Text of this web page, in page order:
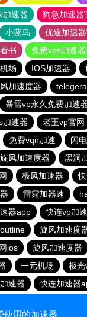
加速器
狗急加速器
小蓝鸟 优途加速
书
免费vps加速
场 IOS加速器
加速度器
暴雪vp永久免费加速
加速器
老王vp官网
免费vqn加速
闪
旋风加速度器 黑洞
极风加速器
雷霆加器速
器app
快连vp加
outline
旋风加速度
ios
旋风加速度器
一元机场
极光
速器 快连加速器
使用的加速器